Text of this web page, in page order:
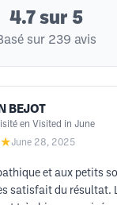
4.7 sur 5
sur 239 avis
BEJOT
en Visited in June
June 28, 2025
et aux petits
satisfait du résultat.